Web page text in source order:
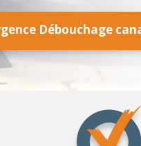
Débouchage